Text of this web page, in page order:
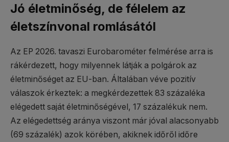
Jó életminőség, de félelem az
életszínvonal romlásától
Az EP 2026. tavaszi Eurobarométer felmérése arra is
rákérdezett, hogy milyennek látják a polgárok az
életminőséget az EU-ban. Általában véve pozitív
válaszok érkeztek: a megkérdezettek 83 százaléka
elégedett saját életminőségével, 17 százalékuk nem.
Az elégedettség aránya viszont már jóval alacsonyabb
(69 százalék) azok körében, akiknek időről időre